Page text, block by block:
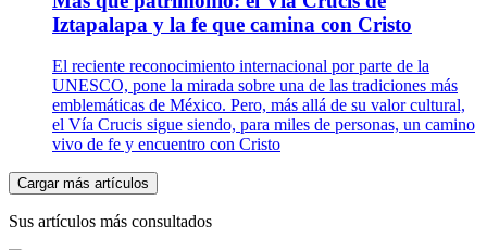
Iztapalapa y la fe que camina con Cristo
El reciente reconocimiento internacional por parte de la
UNESCO, pone la mirada sobre una de las tradiciones más
emblemáticas de México. Pero, más allá de su valor cultural,
el Vía Crucis sigue siendo, para miles de personas, un camino
vivo de fe y encuentro con Cristo
Cargar más artículos
Sus artículos más consultados